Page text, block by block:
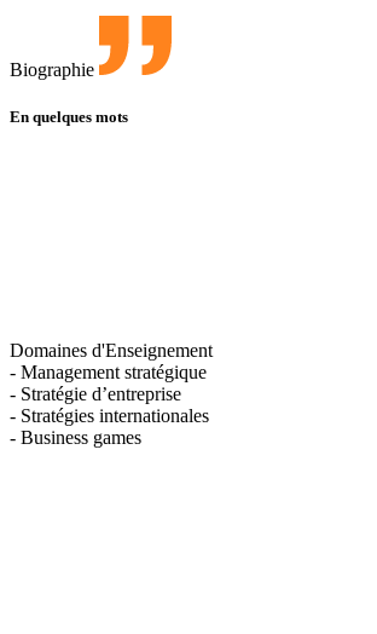
Biographie
En quelques mots
Domaines d'Enseignement
- Management stratégique
- Stratégie d’entreprise
- Stratégies internationales
- Business games